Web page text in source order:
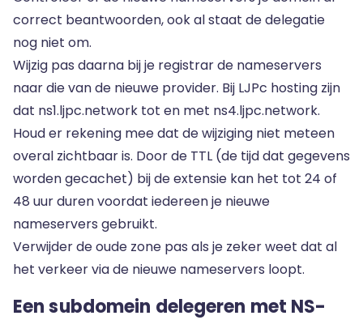
correct beantwoorden, ook al staat de delegatie
nog niet om.
Wijzig pas daarna bij je registrar de nameservers
naar die van de nieuwe provider. Bij LJPc hosting zijn
dat ns1.ljpc.network tot en met ns4.ljpc.network.
Houd er rekening mee dat de wijziging niet meteen
overal zichtbaar is. Door de TTL (de tijd dat gegevens
worden gecachet) bij de extensie kan het tot 24 of
48 uur duren voordat iedereen je nieuwe
nameservers gebruikt.
Verwijder de oude zone pas als je zeker weet dat al
het verkeer via de nieuwe nameservers loopt.
Een subdomein delegeren met NS-